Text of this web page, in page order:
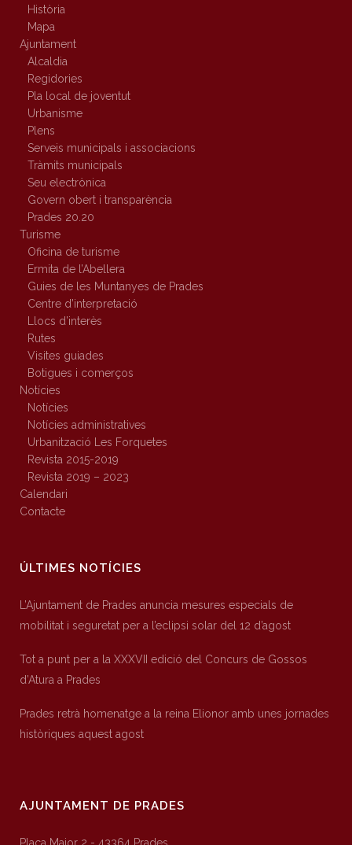
Història
Mapa
Ajuntament
Alcaldia
Regidories
Pla local de joventut
Urbanisme
Plens
Serveis municipals i associacions
Tràmits municipals
Seu electrònica
Govern obert i transparència
Prades 20.20
Turisme
Oficina de turisme
Ermita de l’Abellera
Guies de les Muntanyes de Prades
Centre d’interpretació
Llocs d’interès
Rutes
Visites guiades
Botigues i comerços
Notícies
Notícies
Notícies administratives
Urbanització Les Forquetes
Revista 2015-2019
Revista 2019 – 2023
Calendari
Contacte
ÚLTIMES NOTÍCIES
L’Ajuntament de Prades anuncia mesures especials de
mobilitat i seguretat per a l’eclipsi solar del 12 d’agost
Tot a punt per a la XXXVII edició del Concurs de Gossos
d’Atura a Prades
Prades retrà homenatge a la reina Elionor amb unes jornades
històriques aquest agost
AJUNTAMENT DE PRADES